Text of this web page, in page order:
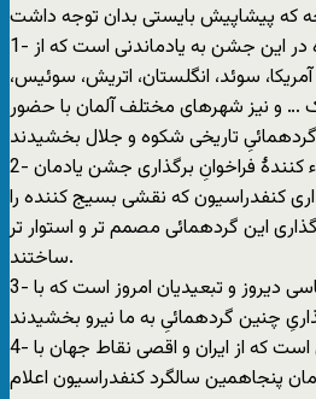
1- سپاس از صدها شرکت کننده در این جشن به یادماندنی است که از
سوئد، انگلستان، اتریش، سوئیس،
… و نیز شهرهای مختلف آلمان با حضور
2- سپاس از صدها امضاء کنندۀ فراخوانِ برگذاری جشن یادمان
کنفدراسیون که نقشی بسیج کننده را
این گردهمائی مصمم تر و استوار تر
ساختند.
3- سپاس از همهء زندانیان سیاسی دیروز و تبعیدیان امروز است که با
4- سپاس از سازمان هاو افرادی است که از ایران و اقصی نقاط جهان با
پنجاهمین سالگرد کنفدراسیون اعلام